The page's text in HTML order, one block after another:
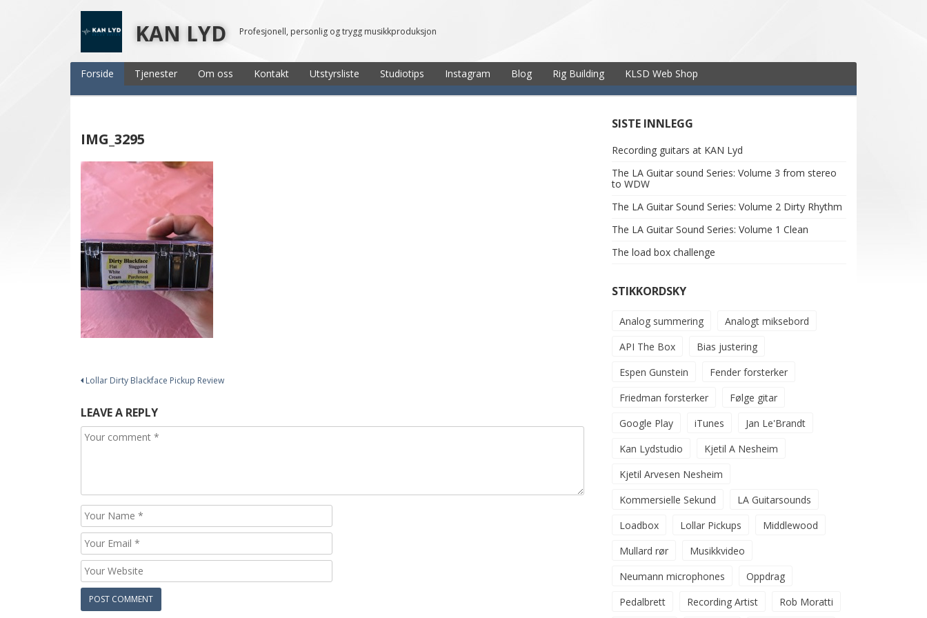
KAN LYD Profesjonell, personlig og trygg musikkproduksjon
Forside Tjenester Om oss Kontakt Utstyrsliste Studiotips Instagram Blog Rig Building KLSD Web Shop
IMG_3295
Post
navigation
Lollar Dirty Blackface Pickup Review
LEAVE A REPLY
SISTE INNLEGG
Recording guitars at KAN Lyd
The LA Guitar sound Series: Volume 3 from stereo
to WDW
The LA Guitar Sound Series: Volume 2 Dirty Rhythm
The LA Guitar Sound Series: Volume 1 Clean
The load box challenge
STIKKORDSKY
Analog summering
Analogt miksebord
API The Box
Bias justering
Espen Gunstein
Fender forsterker
Friedman forsterker
Følge gitar
Google Play
iTunes
Jan Le'Brandt
Kan Lydstudio
Kjetil A Nesheim
Kjetil Arvesen Nesheim
Kommersielle Sekund
LA Guitarsounds
Loadbox
Lollar Pickups
Middlewood
Mullard rør
Musikkvideo
Neumann microphones
Oppdrag
Pedalbrett
Recording Artist Rob Moratti